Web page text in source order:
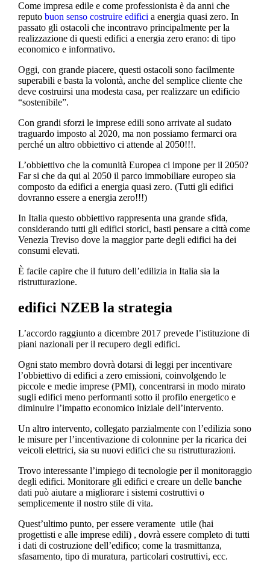
Come impresa edile e come professionista è da anni che
reputo buon senso costruire edifici a energia quasi zero. In
passato gli ostacoli che incontravo principalmente per la
realizzazione di questi edifici a energia zero erano: di tipo
economico e informativo.
Oggi, con grande piacere, questi ostacoli sono facilmente
superabili e basta la volontà, anche del semplice cliente che
deve costruirsi una modesta casa, per realizzare un edificio
“sostenibile”.
Con grandi sforzi le imprese edili sono arrivate al sudato
traguardo imposto al 2020, ma non possiamo fermarci ora
perché un altro obbiettivo ci attende al 2050!!!.
L’obbiettivo che la comunità Europea ci impone per il 2050?
Far si che da qui al 2050 il parco immobiliare europeo sia
composto da edifici a energia quasi zero. (Tutti gli edifici
dovranno essere a energia zero!!!)
In Italia questo obbiettivo rappresenta una grande sfida,
considerando tutti gli edifici storici, basti pensare a città come
Venezia Treviso dove la maggior parte degli edifici ha dei
consumi elevati.
È facile capire che il futuro dell’edilizia in Italia sia la
ristrutturazione.
edifici NZEB la strategia
L’accordo raggiunto a dicembre 2017 prevede l’istituzione di
piani nazionali per il recupero degli edifici.
Ogni stato membro dovrà dotarsi di leggi per incentivare
l’obbiettivo di edifici a zero emissioni, coinvolgendo le
piccole e medie imprese (PMI), concentrarsi in modo mirato
sugli edifici meno performanti sotto il profilo energetico e
diminuire l’impatto economico iniziale dell’intervento.
Un altro intervento, collegato parzialmente con l’edilizia sono
le misure per l’incentivazione di colonnine per la ricarica dei
veicoli elettrici, sia su nuovi edifici che su ristrutturazioni.
Trovo interessante l’impiego di tecnologie per il monitoraggio
degli edifici. Monitorare gli edifici e creare un delle banche
dati può aiutare a migliorare i sistemi costruttivi o
semplicemente il nostro stile di vita.
Quest’ultimo punto, per essere veramente utile (hai
progettisti e alle imprese edili) , dovrà essere completo di tutti
i dati di costruzione dell’edifico; come la trasmittanza,
sfasamento, tipo di muratura, particolari costruttivi, ecc.